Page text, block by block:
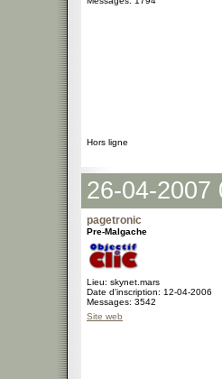
Hors ligne
26-04-2007
pagetronic
Pre-Malgache
Lieu: skynet.mars
Date d'inscription: 12-04-2006
Messages: 3542
Site web